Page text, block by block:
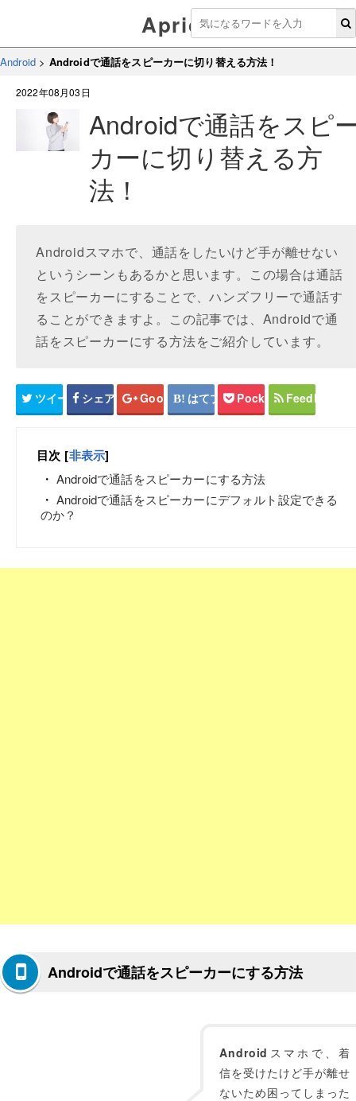
Aprico
Android > Androidで通話をスピーカーに切り替える方法！
2022年08月03日
Androidで通話をスピ
カーに切り替える方
法！
Androidスマホで、通話をしたいけど手が離せない
というシーンもあるかと思います。この場合は通話
をスピーカーにすることで、ハンズフリーで通話す
ることができますよ。この記事では、Androidで通
話をスピーカーにする方法をご紹介しています。
ツイート シェア Google+ はてブ Pocket Feedly
目次 [非表示]
Androidで通話をスピーカーにする方法
Androidで通話をスピーカーにデフォルト設定できる
のか？
Androidで通話をスピーカーにする方法
Android スマホで、着
信を受けたけど手が離せ
ないため困ってしまった